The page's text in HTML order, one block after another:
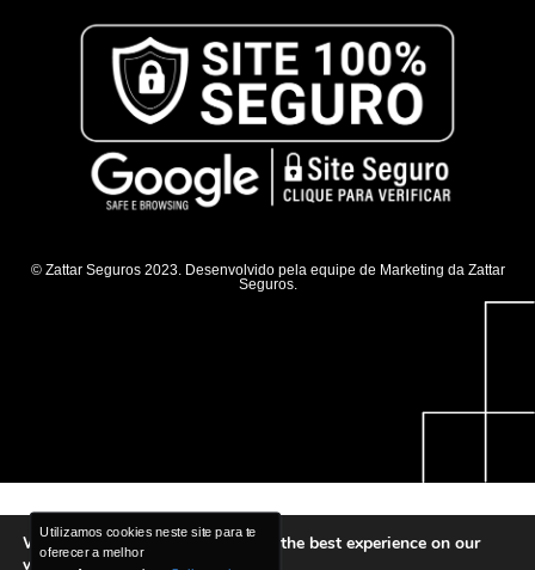
Utilizamos cookies neste site para te
oferecer a melhor
Utilizamos cookies neste site para te
oferecer a melhor
© Zattar Seguros 2023. Desenvolvido pela equipe de Marketing da Zattar
Seguros.
We are using cookies to give you the best experience on our
website.